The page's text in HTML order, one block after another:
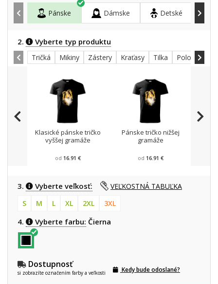
Pánske Dámske Detské
2. Vyberte typ produktu
Tričká Mikiny Zástery Kraťasy Tilka Polokošele
Klasické pánske tričko
vyššej gramáže
od 16.91 €
Pánske tričko nižšej
gramáže
od 16.91 €
3. Vyberte veľkosť:
VEĽKOSTNÁ TABUĽKA
S
M L XL 2XL 3XL
4. Vyberte farbu: Čierna
Dostupnosť
si zobrazíte označením farby a veľkosti Kedy bude odoslané?